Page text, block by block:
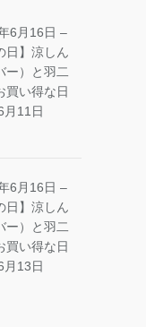
6月16日 –
日】涼しん
ー）と羽二
買い得な日
月11日
6月16日 –
日】涼しん
ー）と羽二
買い得な日
月13日